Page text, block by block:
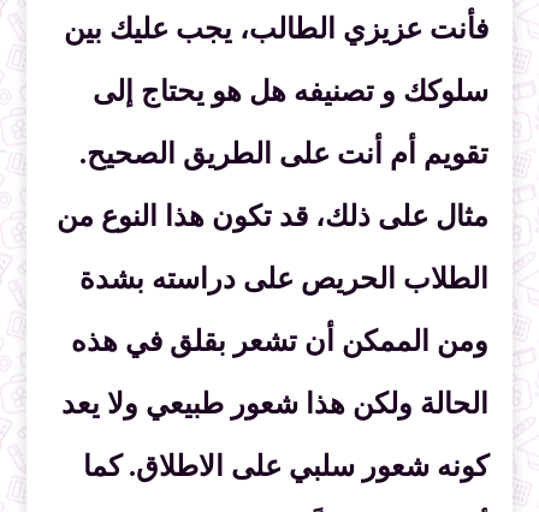
فأنت عزيزي الطالب، يجب عليك بين
سلوكك و تصنيفه هل هو يحتاج إلى
تقويم أم أنت على الطريق الصحيح.
مثال على ذلك، قد تكون هذا النوع من
الطلاب الحريص على دراسته بشدة
ومن الممكن أن تشعر بقلق في هذه
الحالة ولكن هذا شعور طبيعي ولا يعد
كونه شعور سلبي على الاطلاق. كما